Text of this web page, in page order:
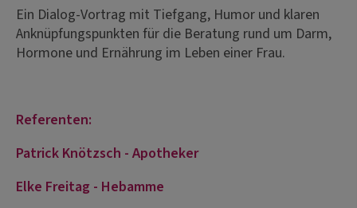
Ein Dialog-Vortrag mit Tiefgang, Humor und klaren
Anknüpfungspunkten für die Beratung rund um Darm,
Hormone und Ernährung im Leben einer Frau.
Referenten:
Patrick Knötzsch - Apotheker
Elke Freitag - Hebamme